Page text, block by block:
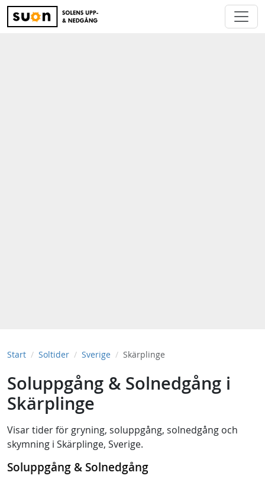
Start Soltider Sverige Skärplinge
Soluppgång & Solnedgång i
Skärplinge
Visar tider för gryning, soluppgång, solnedgång och
skymning i Skärplinge, Sverige.
Soluppgång & Solnedgång